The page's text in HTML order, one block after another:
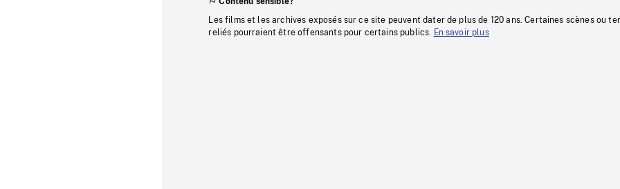
Les films et les archives exposés sur ce site peuvent dater de plus de 120 ans. Certaines scènes ou
reliés pourraient être offensants pour certains publics.
En savoir plus